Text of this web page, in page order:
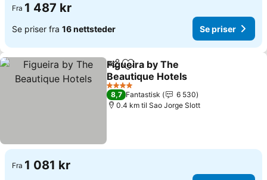
Fra 1 487 kr
Se priser fra 16 nettsteder Se priser
Del Legg til i favoritter
Figueira by The
Beautique Hotels
4 Stjerner
8,7 Fantastisk
6 530
0.4 km til Sao Jorge Slott
Fra 1 081 kr